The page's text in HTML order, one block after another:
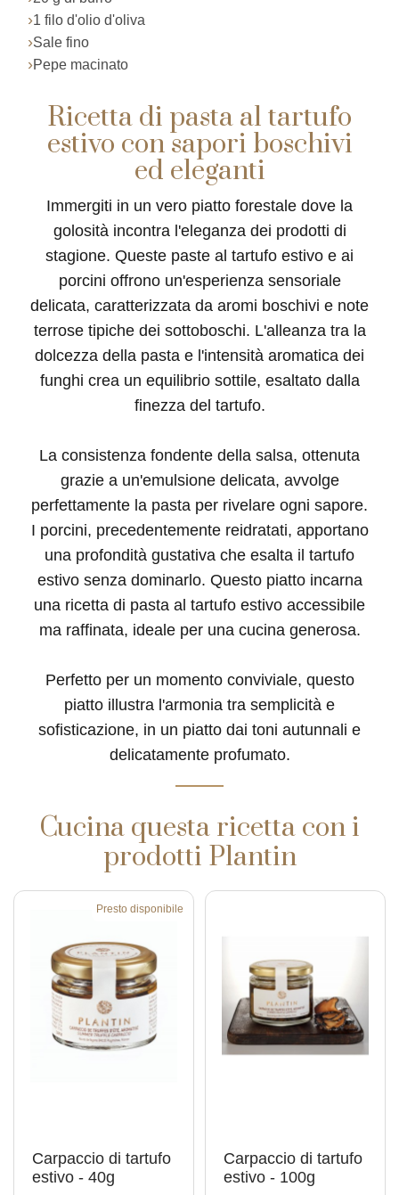
1 filo d'olio d'oliva
Sale fino
Pepe macinato
Ricetta di pasta al tartufo
estivo con sapori boschivi
ed eleganti
Immergiti in un vero piatto forestale dove la
golosità incontra l'eleganza dei prodotti di
stagione. Queste paste al tartufo estivo e ai
porcini offrono un'esperienza sensoriale
delicata, caratterizzata da aromi boschivi e note
terrose tipiche dei sottoboschi. L'alleanza tra la
dolcezza della pasta e l'intensità aromatica dei
funghi crea un equilibrio sottile, esaltato dalla
finezza del tartufo.
La consistenza fondente della salsa, ottenuta
grazie a un'emulsione delicata, avvolge
perfettamente la pasta per rivelare ogni sapore.
I porcini, precedentemente reidratati, apportano
una profondità gustativa che esalta il tartufo
estivo senza dominarlo. Questo piatto incarna
una ricetta di pasta al tartufo estivo accessibile
ma raffinata, ideale per una cucina generosa.
Perfetto per un momento conviviale, questo
piatto illustra l'armonia tra semplicità e
sofisticazione, in un piatto dai toni autunnali e
delicatamente profumato.
Cucina questa ricetta con i
prodotti Plantin
Presto disponibile
Carpaccio di tartufo
estivo - 40g
Carpaccio di tartufo
estivo - 100g